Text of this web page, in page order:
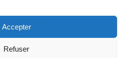
Accepter
Refuser
d’Airain Mentions légales
Hébergé par Webchezmoi